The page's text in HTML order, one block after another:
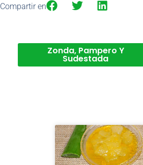
Compartir en
Zonda, Pampero Y
Sudestada